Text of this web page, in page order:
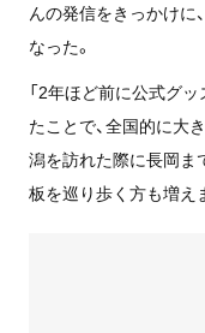
んの発信をきっかけに
なった。
「2年ほど前に公式グ
たことで、全国的に大
潟を訪れた際に長岡ま
板を巡り歩く方も増え